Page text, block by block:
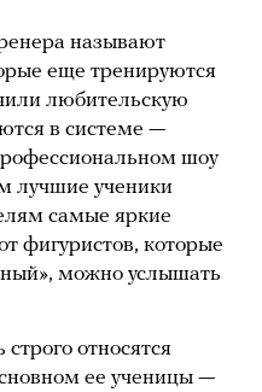
называют
еще тренируются
любительскую
в системе —
шоу
лучшие ученики
самые яркие
фигуристов, которые
можно услышать
относятся
ее ученицы —